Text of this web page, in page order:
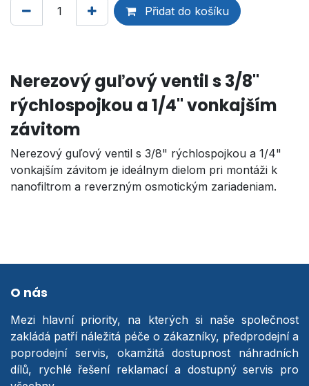
Přidat do košíku
Nerezový guľový ventil s 3/8"
rýchlospojkou a 1/4" vonkajším
závitom
Nerezový guľový ventil s 3/8" rýchlospojkou a 1/4"
vonkajším závitom je ideálnym dielom pri montáži k
nanofiltrom a reverzným osmotickým zariadeniam.
O nás
Mezi hlavní priority, na kterých si naše společnost
zakládá patří náležitá péče o zákazníky, předprodejní a
poprodejní servis, okamžitá dostupnost náhradních
dílů, rychlé řešení reklamací a dostupný servis pro